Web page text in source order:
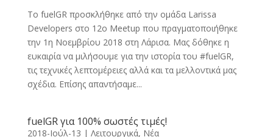
Το fuelGR προσκλήθηκε από την ομάδα Larissa
Developers στο 12ο Meetup που πραγματοποιήθηκε
την 1η Νοεμβρίου 2018 στη Λάρισα. Μας δόθηκε η
ευκαιρία να μιλήσουμε για την ιστορία του #fuelGR,
τις τεχνικές λεπτομέρειες αλλά και τα μελλοντικά μας
σχέδια. Επίσης απαντήσαμε...
fuelGR για 100% σωστές τιμές!
2018-Ιούλ-13 | Λειτουργικά, Νέα